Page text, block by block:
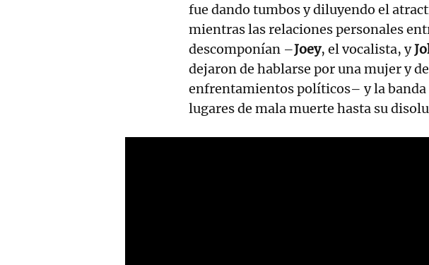
fue dando tumbos y diluyendo el
mientras las relaciones personales
descomponían –Joey, el vocalista, y
dejaron de hablarse por una mujer y
enfrentamientos políticos– y la banda
lugares de mala muerte hasta su